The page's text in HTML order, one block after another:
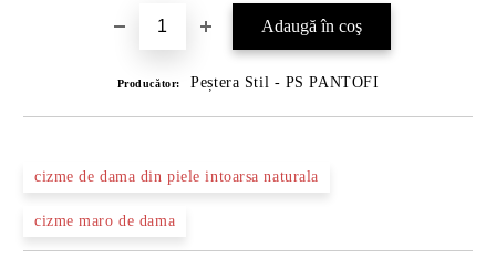
Producător: Peștera Stil - PS PANTOFI
cizme de dama din piele intoarsa naturala
cizme maro de dama